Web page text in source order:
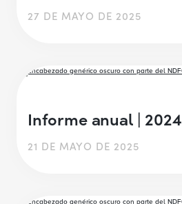
27 DE MAYO DE 2025
Informe anual | 2024
21 DE MAYO DE 2025